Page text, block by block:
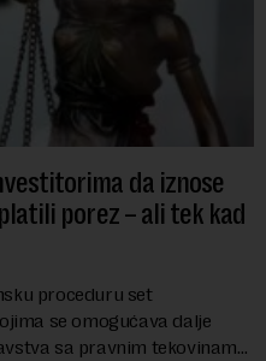
da iznose
porez – ali tek kad
proceduru set
se omogućava dalje
sa pravnim tekovinama